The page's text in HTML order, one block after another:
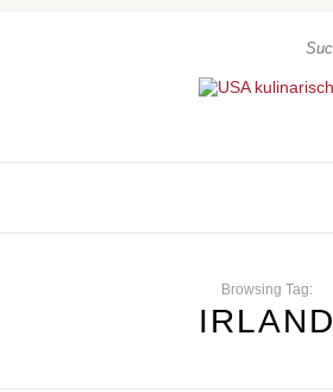
Browsing Tag:
IRLAND